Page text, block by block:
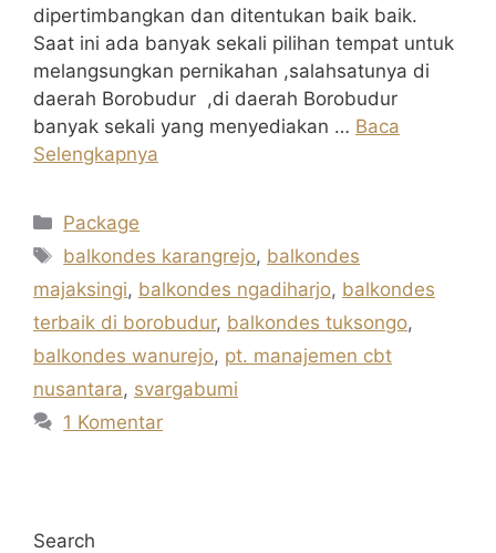
dipertimbangkan dan ditentukan baik baik.
Saat ini ada banyak sekali pilihan tempat untuk
melangsungkan pernikahan ,salahsatunya di
daerah Borobudur ,di daerah Borobudur
banyak sekali yang menyediakan … Baca
Selengkapnya
Kategori
Package
Tag
balkondes karangrejo, balkondes
majaksingi, balkondes ngadiharjo, balkondes
terbaik di borobudur, balkondes tuksongo,
balkondes wanurejo, pt. manajemen cbt
nusantara, svargabumi
1 Komentar
Search